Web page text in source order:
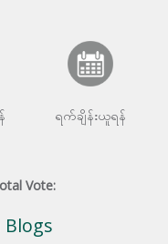
ရက်ချိန်းယူရန်
Vote:
Blogs